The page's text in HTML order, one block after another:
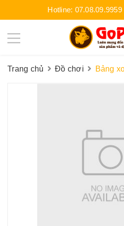
Hotline: 07.08.09.9959
Trang chủ Đồ chơi Bảng